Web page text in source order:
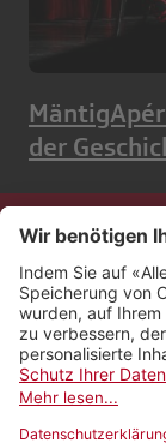
der
Kontakt
Impressum
Rechtliches
Netiquette